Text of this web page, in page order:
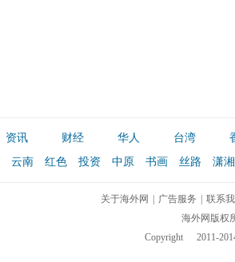
资讯 财经 华人 台湾
云南 红色 投资 中原 书画 丝路 潇湘
关于海外网 广告服务
联系
海外网版权
Copyright
2011-